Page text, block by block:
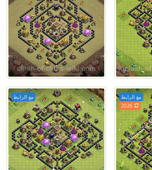
مع الرابط
2026
مع الرابط